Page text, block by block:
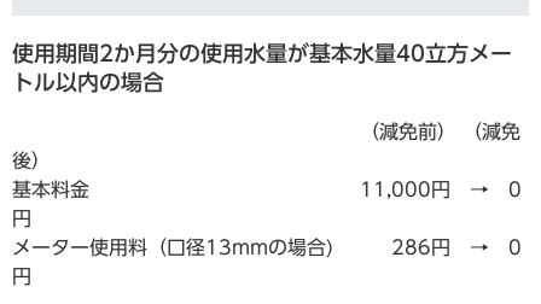
使用期間2か月分の使用水量が基本水量40立方メー
トル以内の場合
（減免前） （減免
後）
基本料金 11,000円 → 0
円
メーター使用料（口径13mmの場合) 286円 → 0
円